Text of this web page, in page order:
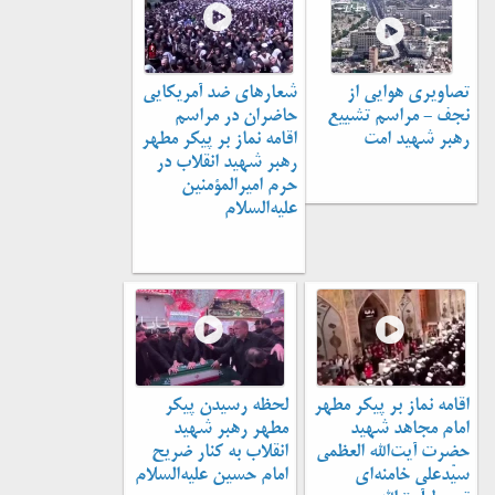
تصاویری هوایی از
نجف - مراسم تشییع
رهبر شهید امت
شعارهای ضد آمریکایی
حاضران در مراسم
اقامه نماز بر پیکر مطهر
رهبر شهید انقلاب در
حرم امیرالمؤمنین
علیه‌السلام
اقامه نماز بر پیکر مطهر
امام مجاهد شهید
حضرت آیت‌الله العظمی
سیّدعلی خامنه‌ای
لحظه رسیدن پیکر
مطهر رهبر شهید
انقلاب به کنار ضریح
امام حسین علیه‌السلام